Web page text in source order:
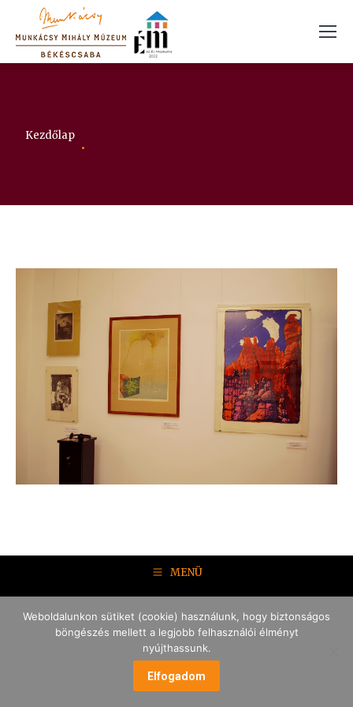
Itt vagy:
Kezdőlap
MENÜ
Weboldalunkon sütiket (cookie) használunk, hogy biztonságos
böngészés mellett a legjobb felhasználói élményt
nyújthassunk.
Elfogadom